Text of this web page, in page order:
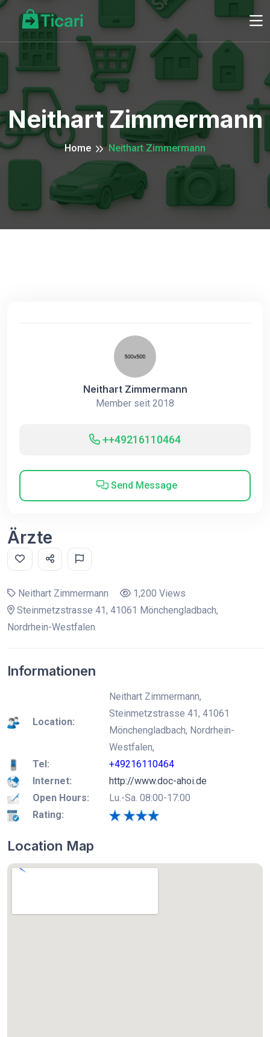
Neithart Zimmermann
Home Neithart Zimmermann
Neithart Zimmermann
Member seit 2018
++49216110464
Send Message
Ärzte
Neithart Zimmermann
1,200 Views
Steinmetzstrasse 41, 41061 Mönchengladbach,
Nordrhein-Westfalen
Informationen
Location:
Neithart Zimmermann,
Steinmetzstrasse 41, 41061
Mönchengladbach, Nordrhein-
Westfalen,
Tel:
+49216110464
Internet:
http://www.doc-ahoi.de
Open Hours:
Lu.-Sa. 08:00-17:00
Rating:
Location Map